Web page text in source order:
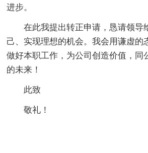
进步。
在此我提出转正申请，恳请领导
己、实现理想的机会。我会用谦虚的
做好本职工作，为公司创造价值，同
的未来！
此致
敬礼！